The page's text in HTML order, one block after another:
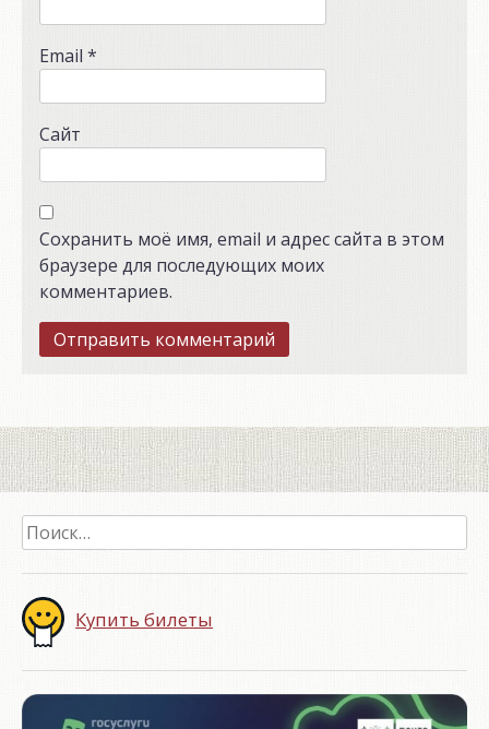
Email *
Сайт
Сохранить моё имя, email и адрес сайта в этом
браузере для последующих моих
комментариев.
Найти:
Купить билеты